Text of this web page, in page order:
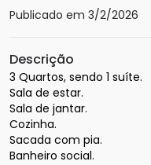
Publicado em 3/2/2026
Descrição
3 Quartos, sendo 1 suíte.
Sala de estar.
Sala de jantar.
Cozinha.
Sacada com pia.
Banheiro social.